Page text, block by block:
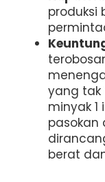
produksi
yang tak
minyak
pasokan
berat